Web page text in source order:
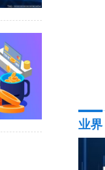
业界